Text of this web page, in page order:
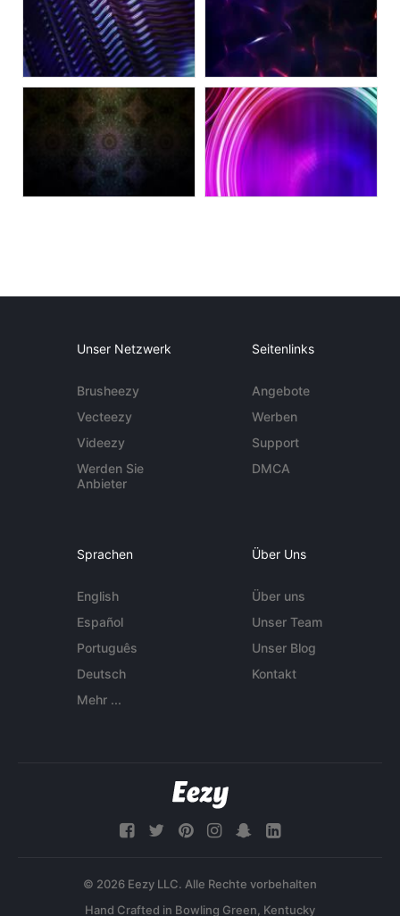
Unser Netzwerk
Brusheezy
Vecteezy
Videezy
Werden Sie
Anbieter
Seitenlinks
Angebote
Werben
Support
DMCA
Sprachen
English
Español
Português
Deutsch
Mehr ...
Über Uns
Über uns
Unser Team
Unser Blog
Kontakt
© 2026 Eezy LLC. Alle Rechte vorbehalten